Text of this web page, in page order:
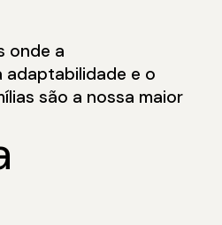
onde a
adaptabilidade e o
são a nossa maior